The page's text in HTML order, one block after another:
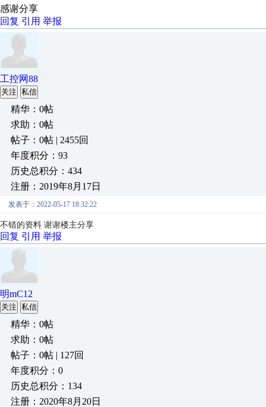
感谢分享
回复 引用 举报
工控网88
关注 私信
精华：0帖
求助：0帖
帖子：0帖 | 2455回
年度积分：93
历史总积分：434
注册：2019年8月17日
发表于：2022-05-17 18:32:22
不错的资料 谢谢楼主分享
回复 引用 举报
明mC12
关注 私信
精华：0帖
求助：0帖
帖子：0帖 | 127回
年度积分：0
历史总积分：134
注册：2020年8月20日